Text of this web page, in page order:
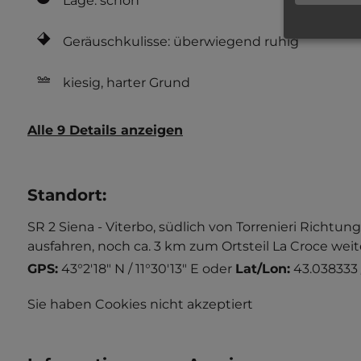
Geräuschkulisse: überwiegend ruhig
kiesig, harter Grund
Alle 9 Details anzeigen
Standort:
SR 2 Siena - Viterbo, südlich von Torrenieri
ausfahren, noch ca. 3 km zum Ortsteil La Croce
GPS: 43°2'18" N / 11°30'13" E oder Lat/Lon: 43.038333
Sie haben Cookies nicht akzeptiert